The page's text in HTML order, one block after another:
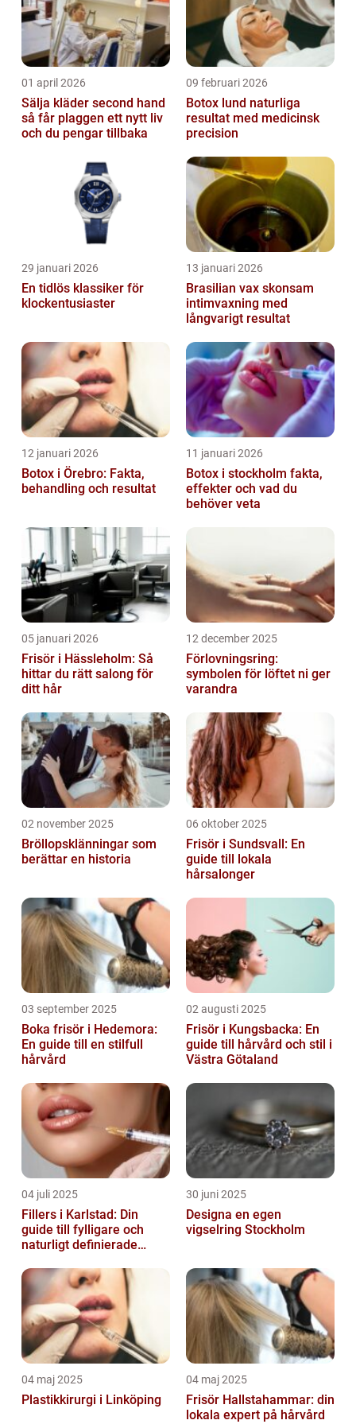
01 april 2026
Sälja kläder second hand
så får plaggen ett nytt liv
och du pengar tillbaka
09 februari 2026
Botox lund naturliga
resultat med medicinsk
precision
29 januari 2026
En tidlös klassiker för
klockentusiaster
13 januari 2026
Brasilian vax skonsam
intimvaxning med
långvarigt resultat
12 januari 2026
Botox i Örebro: Fakta,
behandling och resultat
11 januari 2026
Botox i stockholm fakta,
effekter och vad du
behöver veta
05 januari 2026
Frisör i Hässleholm: Så
hittar du rätt salong för
ditt hår
12 december 2025
Förlovningsring:
symbolen för löftet ni ger
varandra
02 november 2025
Bröllopsklänningar som
berättar en historia
06 oktober 2025
Frisör i Sundsvall: En
guide till lokala
hårsalonger
03 september 2025
Boka frisör i Hedemora:
En guide till en stilfull
hårvård
02 augusti 2025
Frisör i Kungsbacka: En
guide till hårvård och stil i
Västra Götaland
04 juli 2025
Fillers i Karlstad: Din
guide till fylligare och
naturligt definierade
30 juni 2025
Designa en egen
vigselring Stockholm
04 maj 2025
Plastikkirurgi i Linköping
04 maj 2025
Frisör Hallstahammar: din
lokala expert på hårvård